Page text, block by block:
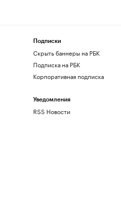
Подписки
Скрыть баннеры на РБК
Подписка на РБК
Корпоративная подписка
Уведомления
RSS Новости